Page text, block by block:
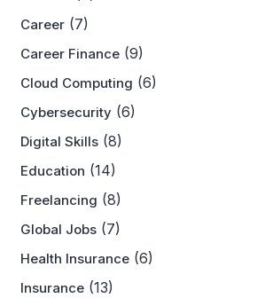
Career (7)
Career Finance (9)
Cloud Computing (6)
Cybersecurity (6)
Digital Skills (8)
Education (14)
Freelancing (8)
Global Jobs (7)
Health Insurance (6)
Insurance (13)